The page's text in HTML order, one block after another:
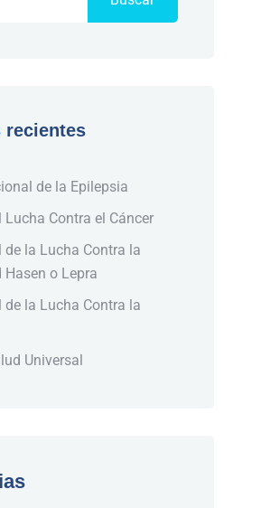
recientes
de la Epilepsia
Contra el Cáncer
la Lucha Contra la
Hasen o Lepra
la Lucha Contra la
Universal